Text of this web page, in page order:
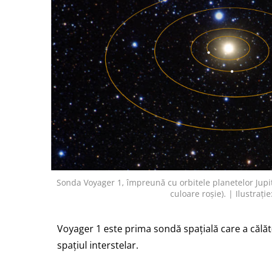
Sonda Voyager 1, împreună cu orbitele planetelor
culoare roșie). | Ilustrație:
Voyager 1 este prima sondă spațială care a
spațiul interstelar.